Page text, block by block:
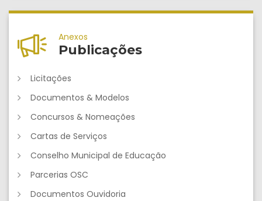
Anexos
Publicações
Licitações
Documentos & Modelos
Concursos & Nomeações
Cartas de Serviços
Conselho Municipal de Educação
Parcerias OSC
Documentos Ouvidoria